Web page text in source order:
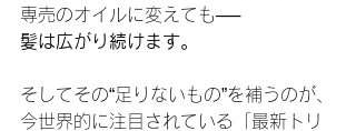
専売のオイルに変えても──
髪は広がり続けます。
そしてその“足りないもの”を補うのが、
今世界的に注目されている「最新トリ